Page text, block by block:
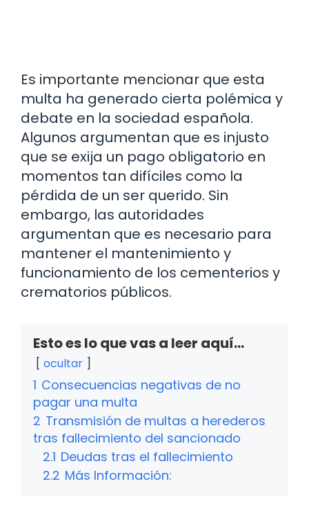
Es importante mencionar que esta
multa ha generado cierta polémica y
debate en la sociedad española.
Algunos argumentan que es injusto
que se exija un pago obligatorio en
momentos tan difíciles como la
pérdida de un ser querido. Sin
embargo, las autoridades
argumentan que es necesario para
mantener el mantenimiento y
funcionamiento de los cementerios y
crematorios públicos.
Esto es lo que vas a leer aquí...
ocultar
1 Consecuencias negativas de no
pagar una multa
2 Transmisión de multas a herederos
tras fallecimiento del sancionado
2.1 Deudas tras el fallecimiento
2.2 Más Información: